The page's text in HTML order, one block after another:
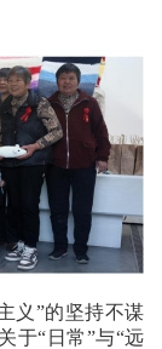
义”的坚持不谋
于“日常”与“远